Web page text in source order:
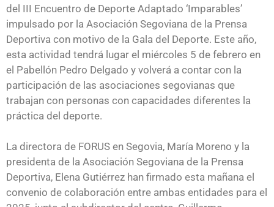
del III Encuentro de Deporte Adaptado ‘Imparables’
impulsado por la Asociación Segoviana de la Prensa
Deportiva con motivo de la Gala del Deporte. Este año,
esta actividad tendrá lugar el miércoles 5 de febrero en
el Pabellón Pedro Delgado y volverá a contar con la
participación de las asociaciones segovianas que
trabajan con personas con capacidades diferentes la
práctica del deporte.
La directora de FORUS en Segovia, María Moreno y la
presidenta de la Asociación Segoviana de la Prensa
Deportiva, Elena Gutiérrez han firmado esta mañana el
convenio de colaboración entre ambas entidades para el